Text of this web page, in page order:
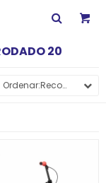
20
Recomendados